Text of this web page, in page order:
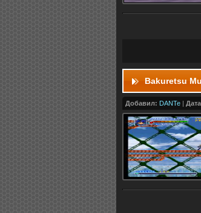
Bakuretsu
Добавил: DANTe |